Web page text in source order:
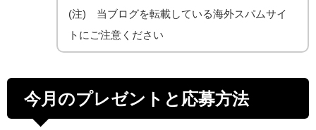
(注) 当ブログを転載している海外スパムサイ
トにご注意ください
今月のプレゼントと応募方法